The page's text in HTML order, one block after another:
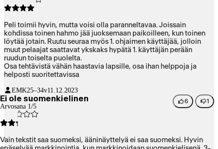
Peli toimii hyvin, mutta voisi olla paranneltavaa. Joissain
kohdissa toinen hahmo jää juoksemaan paikoilleen, kun toinen
löytää jotain. Ruutu seuraa myös 1. ohjaimen käyttäjää, jolloin
muut pelaajat saattavat ykskaks hypätä 1. käyttäjän perään
ruudun toiselta puolelta.
Osa tehtävistä vähän haastavia lapsille, osa ihan helppoja ja
helposti suoritettavissa
EMK25–34v11.12.2023
Ei ole suomenkielinen
Arvosana 1/5
6 1
Vain tekstit saa suomeksi, ääninäyttelyä ei saa suomeksi. Hyvin